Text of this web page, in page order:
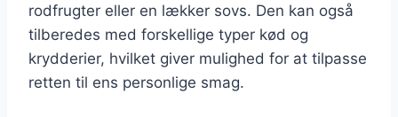
rodfrugter eller en lækker sovs. Den kan også
tilberedes med forskellige typer kød og
krydderier, hvilket giver mulighed for at tilpasse
retten til ens personlige smag.